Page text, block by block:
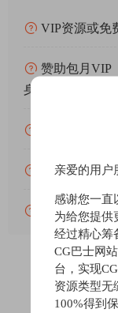
VIP资源或免
赞助包月VIP
身VIP）吗？
为什么付款
账号可以分
VIP会员剩余
亲爱的用户
感谢您一直
为给您提供
经过精心筹
CG巴士网
台，实现
资源类型无
100%得到